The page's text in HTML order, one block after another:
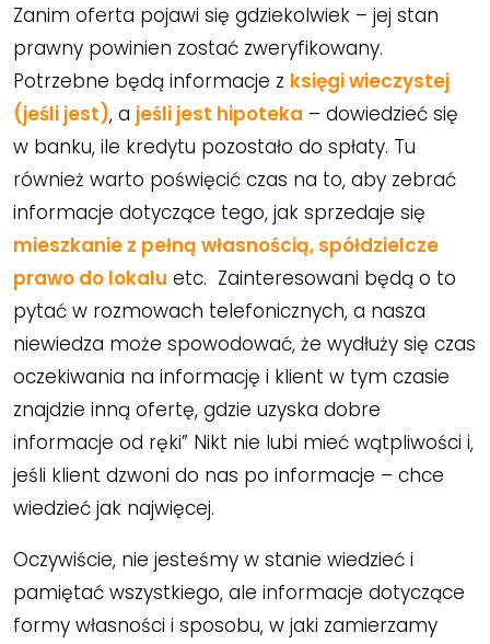
Zanim oferta pojawi się gdziekolwiek – jej stan
prawny powinien zostać zweryfikowany.
Potrzebne będą informacje z księgi wieczystej
(jeśli jest), a jeśli jest hipoteka – dowiedzieć się
w banku, ile kredytu pozostało do spłaty. Tu
również warto poświęcić czas na to, aby zebrać
informacje dotyczące tego, jak sprzedaje się
mieszkanie z pełną własnością, spółdzielcze
prawo do lokalu etc. Zainteresowani będą o to
pytać w rozmowach telefonicznych, a nasza
niewiedza może spowodować, że wydłuży się czas
oczekiwania na informację i klient w tym czasie
znajdzie inną ofertę, gdzie uzyska dobre
informacje od ręki” Nikt nie lubi mieć wątpliwości i,
jeśli klient dzwoni do nas po informacje – chce
wiedzieć jak najwięcej.
Oczywiście, nie jesteśmy w stanie wiedzieć i
pamiętać wszystkiego, ale informacje dotyczące
formy własności i sposobu, w jaki zamierzamy